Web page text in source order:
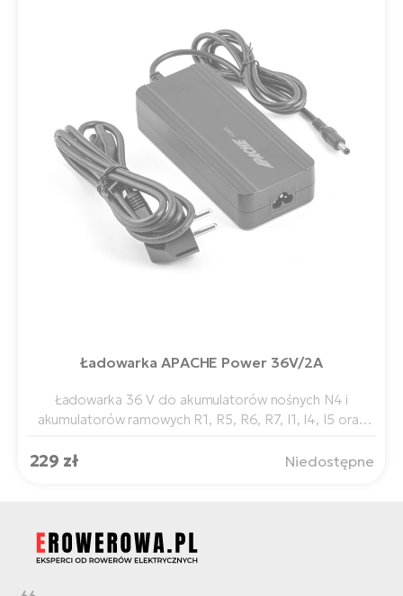
Ładowarka APACHE Power 36V/2A
Ładowarka 36 V do akumulatorów nośnych N4 i
akumulatorów ramowych R1, R5, R6, R7, I1, I4, I5 oraz
229 zł Niedostępne